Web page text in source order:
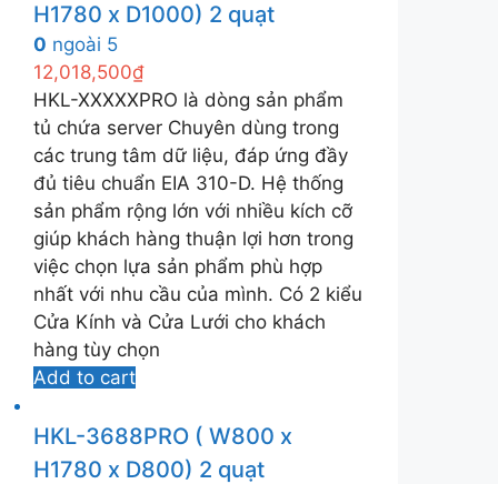
H1780 x D1000) 2 quạt
0 ngoài 5
12,018,500₫
HKL-XXXXXPRO là dòng sản phẩm
tủ chứa server Chuyên dùng trong
các trung tâm dữ liệu, đáp ứng đầy
đủ tiêu chuẩn EIA 310-D. Hệ thống
sản phẩm rộng lớn với nhiều kích cỡ
giúp khách hàng thuận lợi hơn trong
việc chọn lựa sản phẩm phù hợp
nhất với nhu cầu của mình. Có 2 kiểu
Cửa Kính và Cửa Lưới cho khách
hàng tùy chọn
Add to cart
HKL-3688PRO ( W800 x
H1780 x D800) 2 quạt